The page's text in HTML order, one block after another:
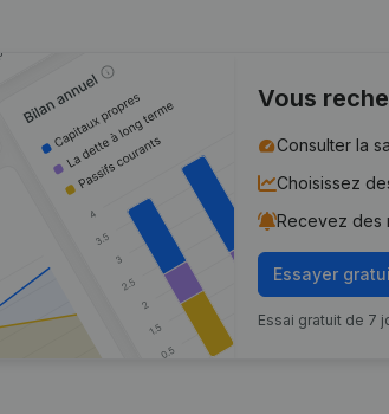
Vous
Consulter la
Choisissez
Recevez des
Essayer
Essai gratuit de 7